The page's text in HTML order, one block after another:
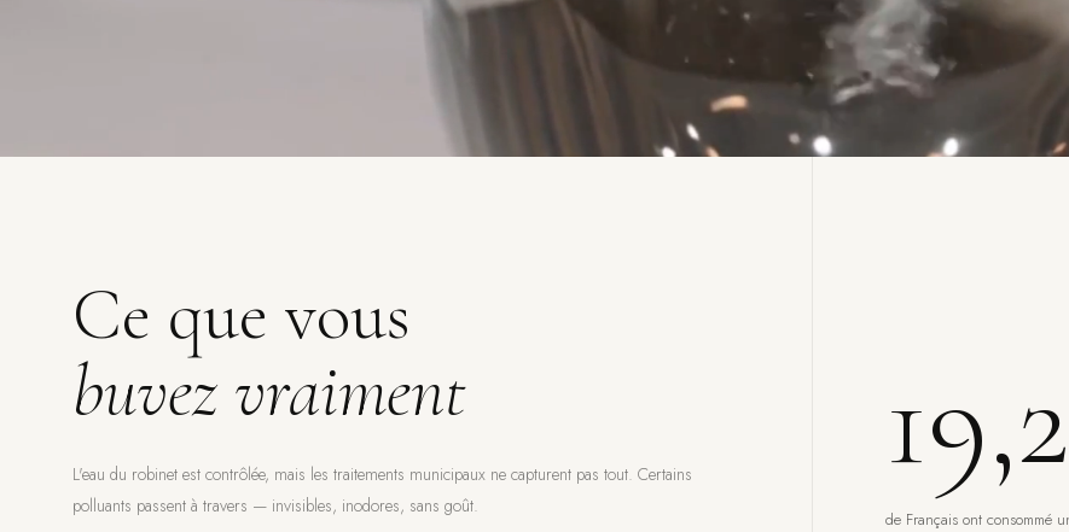
Ce que vous
buvez vraiment
L'eau du robinet est contrôlée, mais les traitements municipaux ne capturent pas tout. Certains
polluants passent à travers — invisibles, inodores, sans goût.
de Français ont consommé